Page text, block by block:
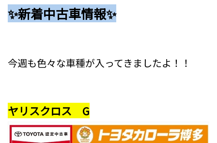
✨新着中古車情報✨
今週も色々な車種が入ってきましたよ！！
ヤリスクロス G